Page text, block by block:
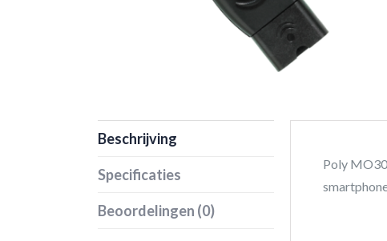
Beschrijving
Specificaties
Beoordelingen (0)
Poly